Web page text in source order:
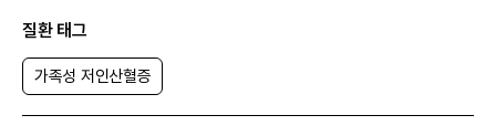
질환 태그
가족성 저인산혈증